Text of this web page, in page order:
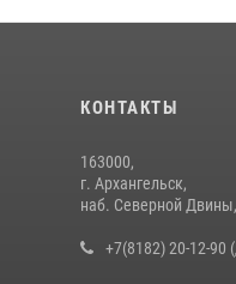
КОНТАКТЫ
163000,
г. Архангельск,
наб. Северной
+7(8182) 20-12-90